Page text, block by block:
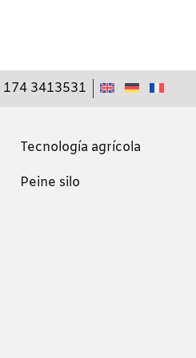
174 3413531
Tecnología agrícola
Peine silo